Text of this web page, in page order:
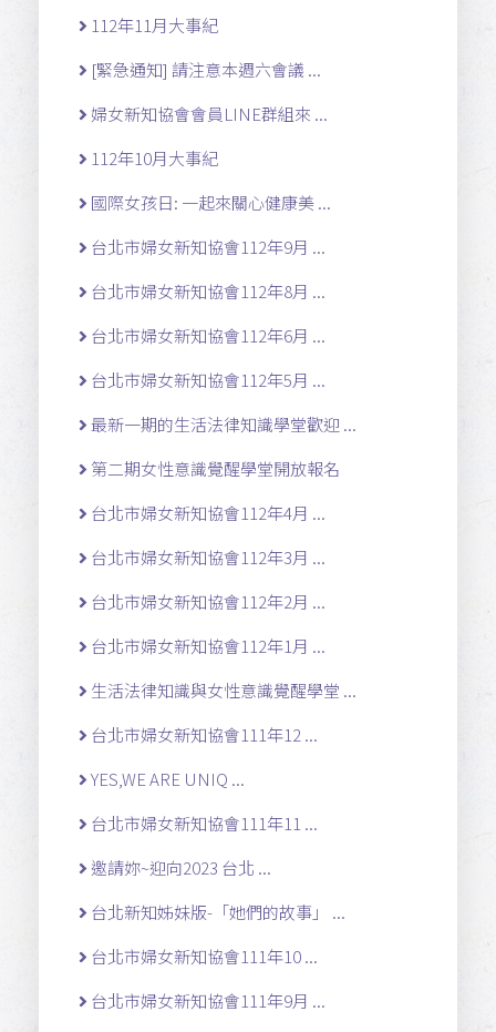
112年11月大事紀
[緊急通知] 請注意本週六會議 ...
婦女新知協會會員LINE群組來 ...
112年10月大事紀
國際女孩日: 一起來關心健康美 ...
台北市婦女新知協會112年9月 ...
台北市婦女新知協會112年8月 ...
台北市婦女新知協會112年6月 ...
台北市婦女新知協會112年5月 ...
最新一期的生活法律知識學堂歡迎 ...
第二期女性意識覺醒學堂開放報名
台北市婦女新知協會112年4月 ...
台北市婦女新知協會112年3月 ...
台北市婦女新知協會112年2月 ...
台北市婦女新知協會112年1月 ...
生活法律知識與女性意識覺醒學堂 ...
台北市婦女新知協會111年12 ...
YES,WE ARE UNIQ ...
台北市婦女新知協會111年11 ...
邀請妳~迎向2023 台北 ...
台北新知姊妹版-「她們的故事」 ...
台北市婦女新知協會111年10 ...
台北市婦女新知協會111年9月 ...